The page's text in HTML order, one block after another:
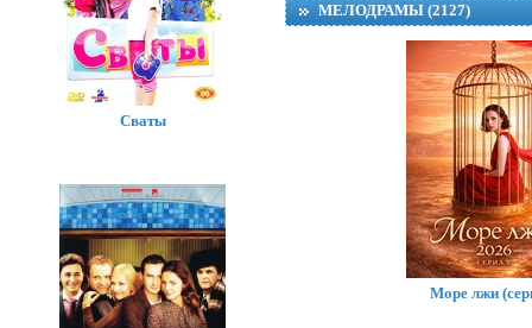
МЕЛОДРАМЫ (2127)
Море лжи
Сваты